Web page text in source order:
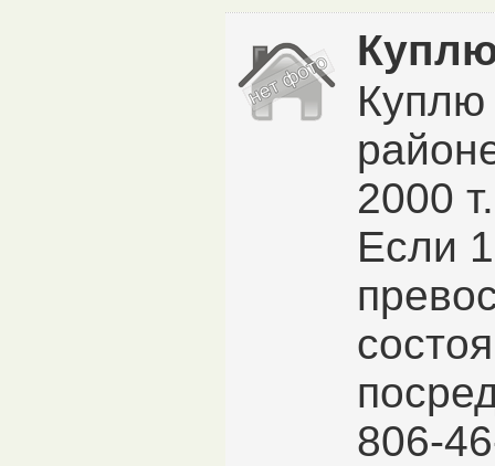
Куплю
2000
Если
806-